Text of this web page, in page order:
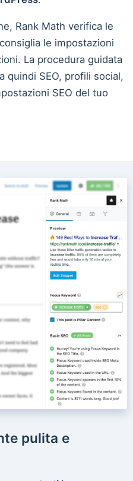
Rank Math verifica le
le impostazioni
La procedura guidata
quindi SEO, profili social,
SEO del tuo
pulita e